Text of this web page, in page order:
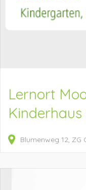
Lernort
Kinderhaus
Blumenweg 12 ZG